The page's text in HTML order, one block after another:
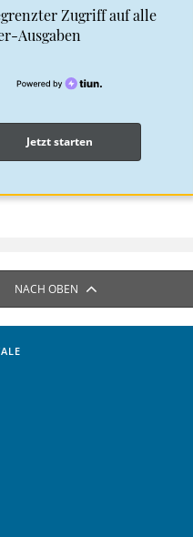
Zugriff auf alle
Ausgaben
Jetzt starten
NACH OBEN